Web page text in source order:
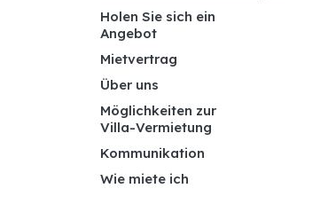
Holen Sie sich ein
Angebot
Mietvertrag
Über uns
Möglichkeiten zur
Villa-Vermietung
Kommunikation
Wie miete ich